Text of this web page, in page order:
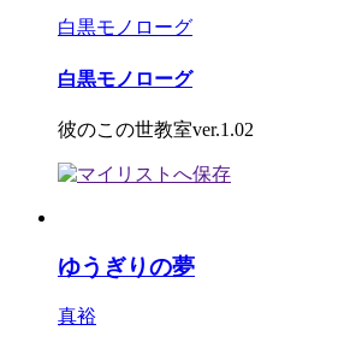
白黒モノローグ
白黒モノローグ
彼のこの世教室ver.1.02
ゆうぎりの夢
真裕